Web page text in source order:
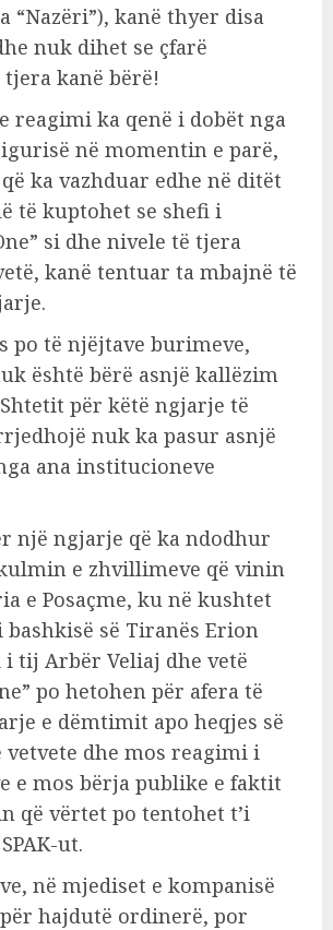
“Nazëri”), kanë thyer disa
nuk dihet se çfarë
kanë bërë!
reagimi ka qenë i dobët nga
në momentin e parë,
ka vazhduar edhe në ditët
të kuptohet se shefi i
si dhe nivele të tjera
kanë tentuar ta mbajnë të
po të njëjtave burimeve,
është bërë asnjë kallëzim
për këtë ngjarje të
nuk ka pasur asnjë
ana institucioneve
një ngjarje që ka ndodhur
e zhvillimeve që vinin
e Posaçme, ku në kushtet
së Tiranës Erion
tij Arbër Veliaj dhe vetë
po hetohen për afera të
e dëmtimit apo heqjes së
vetvete dhe mos reagimi i
e mos bërja publike e faktit
që vërtet po tentohet t’i
ut.
në mjediset e kompanisë
hajdutë ordinerë, por